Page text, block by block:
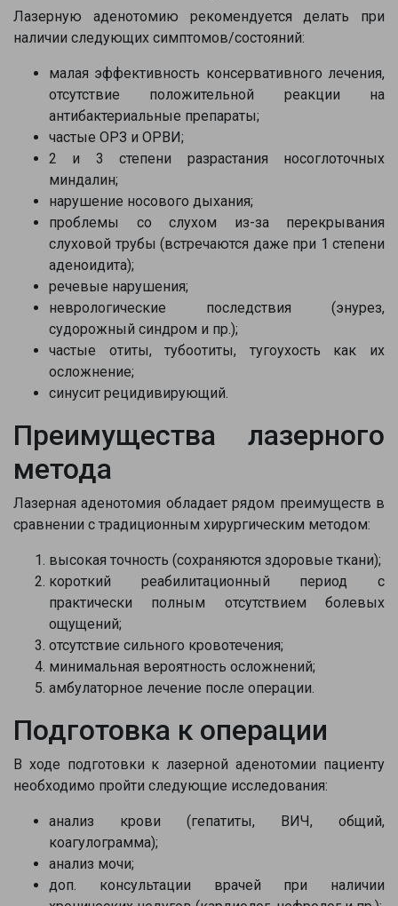
Лазерную аденотомию рекомендуется делать при
наличии следующих симптомов/состояний:
малая эффективность консервативного лечения,
отсутствие положительной реакции на
антибактериальные препараты;
частые ОРЗ и ОРВИ;
2 и 3 степени разрастания носоглоточных
миндалин;
нарушение носового дыхания;
проблемы со слухом из-за перекрывания
слуховой трубы (встречаются даже при 1 степени
аденоидита);
речевые нарушения;
неврологические последствия (энурез,
судорожный синдром и пр.);
частые отиты, тубоотиты, тугоухость как их
осложнение;
синусит рецидивирующий.
Преимущества лазерного
метода
Лазерная аденотомия обладает рядом преимуществ в
сравнении с традиционным хирургическим методом:
высокая точность (сохраняются здоровые ткани);
короткий реабилитационный период с
практически полным отсутствием болевых
ощущений;
отсутствие сильного кровотечения;
минимальная вероятность осложнений;
амбулаторное лечение после операции.
Подготовка к операции
В ходе подготовки к лазерной аденотомии пациенту
необходимо пройти следующие исследования:
анализ крови (гепатиты, ВИЧ, общий,
коагулограмма);
анализ мочи;
доп. консультации врачей при наличии